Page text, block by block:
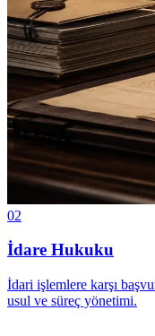
02
İdare Hukuku
İdari işlemlere karşı
usul ve süreç yönetimi.